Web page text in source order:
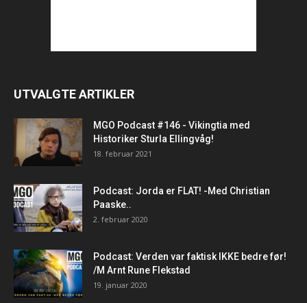
UTVALGTE ARTIKLER
MGO Podcast #146 - Vikingtia med
Historiker Sturla Ellingvåg!
18. februar 2021
Podcast: Jorda er FLAT! -Med Christian
Paaske..
2. februar 2020
Podcast: Verden var faktisk IKKE bedre før!
/M Arnt Rune Flekstad
19. januar 2020